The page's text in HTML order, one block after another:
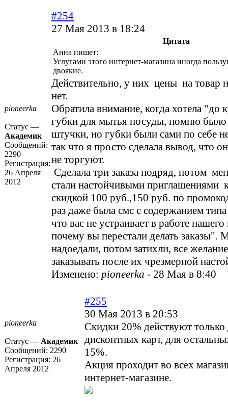
pioneerka
Статус —
Академик
Сообщений:
2290
Регистрация:
26 Апреля
2012
#254
27 Мая 2013 в 18:24
Цитата
Анна пишет:
Услугами этого интернет-магазина иногда
двоякие.
Действительно, у них цены на товар
нет.
Обратила внимание, когда хотела "до
губки для мытья посуды, помню было
штучки, но губки были сами по себе
так что я просто сделала вывод, что
не торгуют.
Сделала три заказа подряд, потом
стали настойчивыми приглашениями
скидкой 100 руб.,150 руб. по
раз даже была смс с содержанием
что вас не устраивает в работе нашего
почему вы перестали делать заказы".
надоедали, потом затихли, все
заказывать после их чрезмерной
Изменено: pioneerka - 28 Мая в 8:40
pioneerka
Статус — Академик
Сообщений: 2290
Регистрация: 26
Апреля 2012
#255
30 Мая 2013 в 20:53
Скидки 20% действуют только
дисконтных карт, для
15%.
Акция проходит во всех
интернет-магазине.